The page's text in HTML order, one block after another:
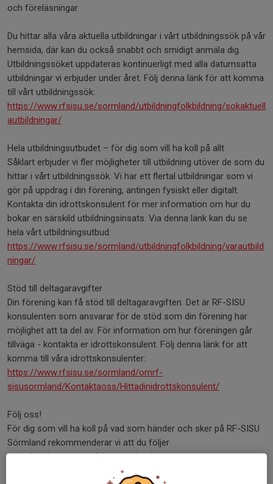
och föreläsningar
Du hittar alla våra aktuella utbildningar i vårt utbildningssök på vår
hemsida, där kan du också snabbt och smidigt anmäla dig.
Utbildningssöket uppdateras kontinuerligt med alla datumsatta
utbildningar vi erbjuder under året. Följ denna länk för att komma
till vårt utbildningssök:
https://www.rfsisu.se/sormland/utbildningfolkbildning/sokaktuell
autbildningar/
Hela utbildningsutbudet – för dig som vill ha koll på allt
Såklart erbjuder vi fler möjligheter till utbildning utöver de som du
hittar i vårt utbildningssök. Vi har ett flertal utbildningar som vi
gör på uppdrag i din förening, antingen fysiskt eller digitalt.
Kontakta din idrottskonsulent för mer information om hur du
bokar en särskild utbildningsinsats. Via denna länk kan du se
hela vårt utbildningsutbud:
https://www.rfsisu.se/sormland/utbildningfolkbildning/varautbild
ningar/
Stöd till deltagaravgifter
Din förening kan få stöd till deltagaravgiften. Det är RF-SISU
konsulenten som ansvarar för de stöd som din förening har
möjlighet att ta del av. För information om hur föreningen går
tillväga - kontakta er idrottskonsulent. Följ denna länk för att
komma till våra idrottskonsulenter:
https://www.rfsisu.se/sormland/omrf-
sisusormland/Kontaktaoss/Hittadinidrottskonsulent/
Följ oss!
För dig som vill ha koll på vad som händer och sker på RF-SISU
Sörmland rekommenderar vi att du följer
www.facebook.com/rfsisusormland,
www.instagram.com/rfsisu_sormland